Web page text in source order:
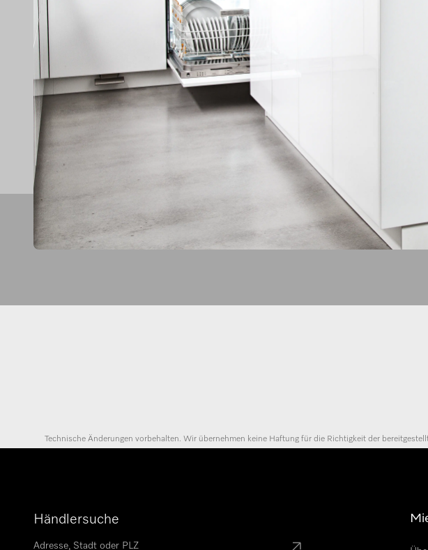
Technische Änderungen vorbehalten. Wir übernehmen keine Haftung für die Richtigkeit der
Händlersuche